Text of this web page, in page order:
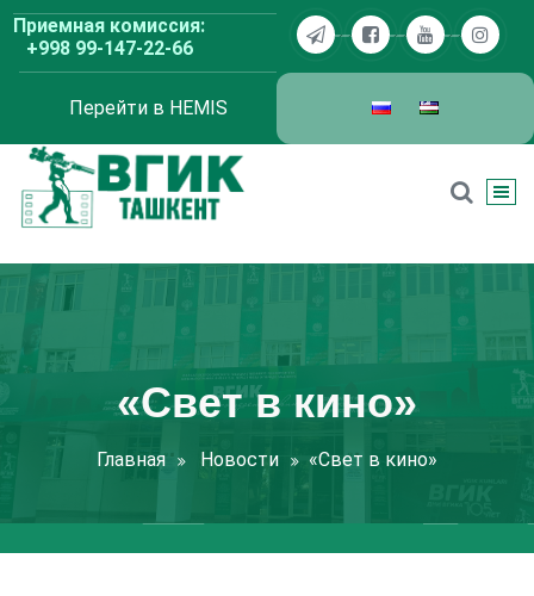
Перейти
содержимому
Приемная комиссия:
+998 99-147-22-66
Перейти в HEMIS
«Свет в кино»
Главная Новости «Свет в кино»